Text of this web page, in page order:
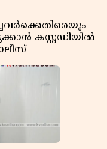
കസ്റ്റഡിയിൽ